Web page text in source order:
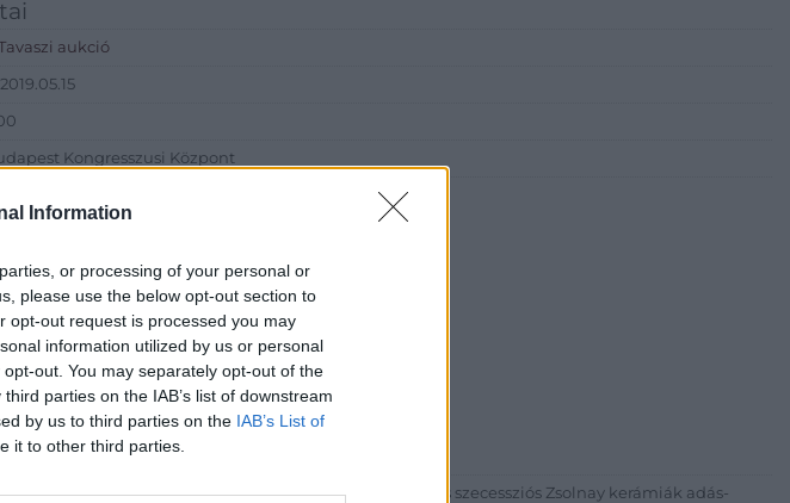
Information
or processing of your personal or
please use the below opt-out section to
opt-out request is processed you may
information utilized by us or personal
out. You may separately opt-out of the
parties on the IAB’s list of downstream
by us to third parties on the IAB’s List of
it to other third parties.
aukció
Kongresszusi Központ
Eladó: Virág Judit Galéria
Cím: Nemes Zsófia
Mű-Terem Galéria Kft.
1055 Budapest, Falk Miksa u. 30
Telefon: 36-1-312-2071, 269-4681 269-4681
Weboldal:http://www.viragjuditgaleria.hu
kvalitású 19. és 20. századi magyar festészet és szecessziós Zsolnay kerámiák adás-